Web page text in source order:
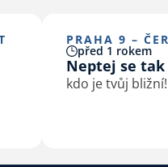
PRAHA 9 –
před 1 rokem
Neptej se
kdo je tvůj bližní!